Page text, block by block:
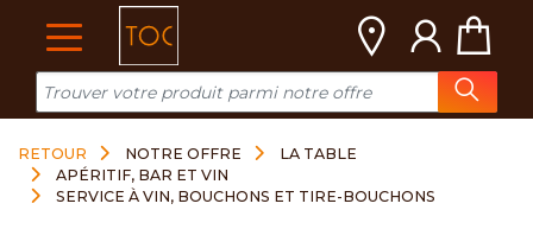
RETOUR NOTRE OFFRE
LA TABLE
APÉRITIF, BAR ET VIN
SERVICE À VIN, BOUCHONS ET TIRE-BOUCHONS
Cookies management panel